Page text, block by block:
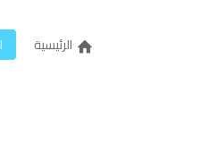
الرئيسية